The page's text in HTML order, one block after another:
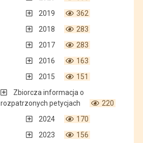
2019
362
2018
283
2017
283
2016
163
2015
151
Zbiorcza informacja o
rozpatrzonych petycjach
220
2024
170
2023
156